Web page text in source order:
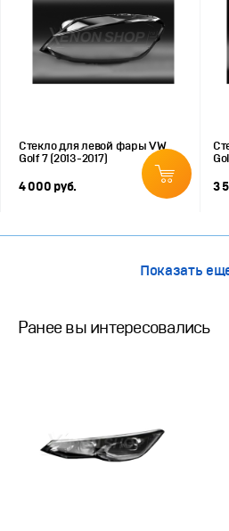
Стекло для левой фары VW
Golf 7 (2013-2017)
4 000 руб. 3
Показать
Ранее вы интересовались